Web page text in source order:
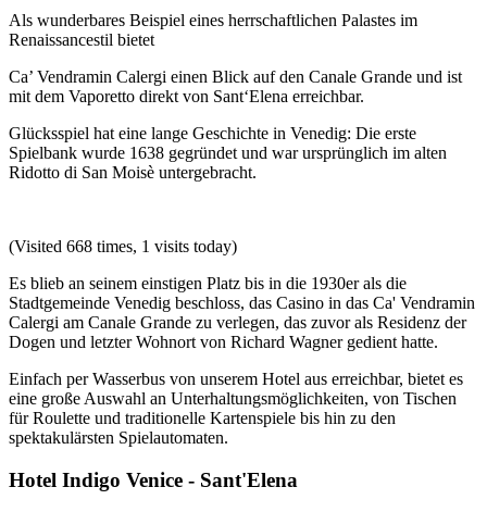
Als wunderbares Beispiel eines herrschaftlichen Palastes im
Renaissancestil bietet
Ca’ Vendramin Calergi einen Blick auf den Canale Grande und ist
mit dem Vaporetto direkt von Sant‘Elena erreichbar.
Glücksspiel hat eine lange Geschichte in Venedig: Die erste
Spielbank wurde 1638 gegründet und war ursprünglich im alten
Ridotto di San Moisè untergebracht.
(Visited 668 times, 1 visits today)
Es blieb an seinem einstigen Platz bis in die 1930er als die
Stadtgemeinde Venedig beschloss, das Casino in das Ca' Vendramin
Calergi am Canale Grande zu verlegen, das zuvor als Residenz der
Dogen und letzter Wohnort von Richard Wagner gedient hatte.
Einfach per Wasserbus von unserem Hotel aus erreichbar, bietet es
eine große Auswahl an Unterhaltungsmöglichkeiten, von Tischen
für Roulette und traditionelle Kartenspiele bis hin zu den
spektakulärsten Spielautomaten.
Hotel Indigo Venice - Sant'Elena